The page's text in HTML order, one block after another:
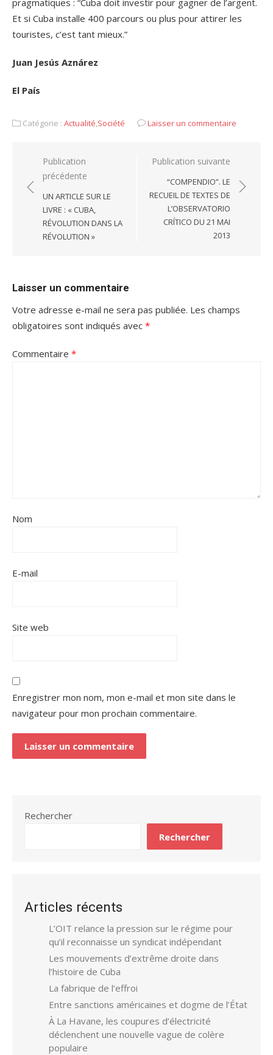
pragmatiques : “Cuba doit investir pour gagner de l’argent.
Et si Cuba installe 400 parcours ou plus pour attirer les
touristes, c’est tant mieux.”
Juan Jesús Aznárez
El País
Catégorie : Actualité,Société Laisser un commentaire
Navigation
de
l’article
Publication
précédente
UN ARTICLE SUR LE
LIVRE : « CUBA,
RÉVOLUTION DANS LA
RÉVOLUTION »
Publication suivante
“COMPENDIO”. LE
RECUEIL DE TEXTES DE
L’OBSERVATORIO
CRÍTICO DU 21 MAI
2013
Laisser un commentaire
Votre adresse e-mail ne sera pas publiée. Les champs
obligatoires sont indiqués avec *
Commentaire *
Nom
E-mail
Site web
Enregistrer mon nom, mon e-mail et mon site dans le
navigateur pour mon prochain commentaire.
Rechercher
Rechercher
Articles récents
L’OIT relance la pression sur le régime pour
qu’il reconnaisse un syndicat indépendant
Les mouvements d’extrême droite dans
l’histoire de Cuba
La fabrique de l’effroi
Entre sanctions américaines et dogme de l’État
À La Havane, les coupures d’électricité
déclenchent une nouvelle vague de colère
populaire